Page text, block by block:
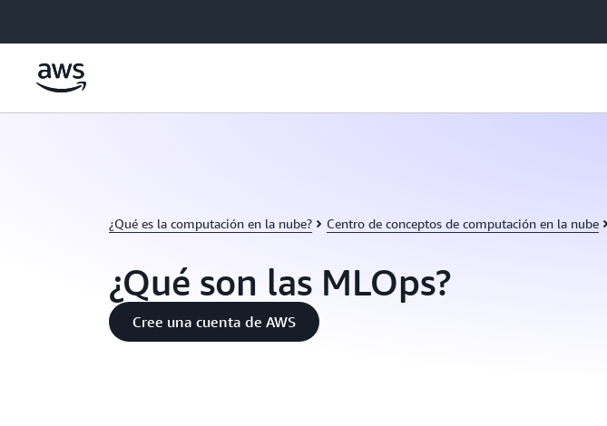
¿Qué es la computación en la nube? Centro de conceptos de computación en la nube
¿Qué son las MLOps?
Cree una cuenta de AWS